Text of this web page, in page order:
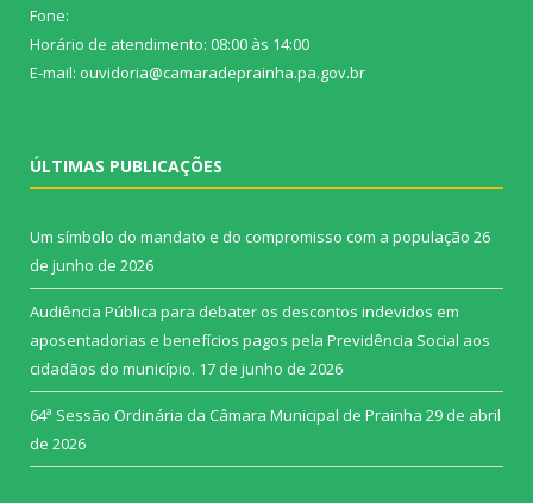
Fone:
Horário de atendimento: 08:00 às 14:00
E-mail: ouvidoria@camaradeprainha.pa.gov.br
ÚLTIMAS PUBLICAÇÕES
Um símbolo do mandato e do compromisso com a população 26
de junho de 2026
Audiência Pública para debater os descontos indevidos em
aposentadorias e benefícios pagos pela Previdência Social aos
cidadãos do município. 17 de junho de 2026
64ª Sessão Ordinária da Câmara Municipal de Prainha 29 de abril
de 2026